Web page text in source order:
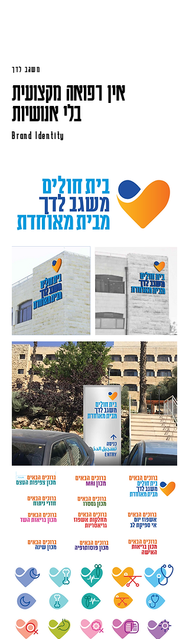
משגב לדך
אין רפואה מקצועית
בלי אנושיות
Brand Identity